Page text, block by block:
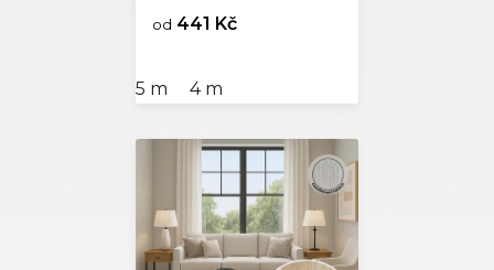
od 441 Kč
5 m 4 m